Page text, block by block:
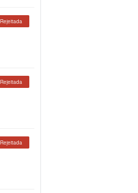
Rejeitada
Rejeitada
Rejeitada